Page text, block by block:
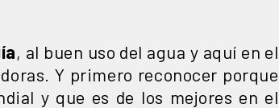
, al buen uso del agua y aquí en el
Y primero reconocer porque
y que es de los mejores en el